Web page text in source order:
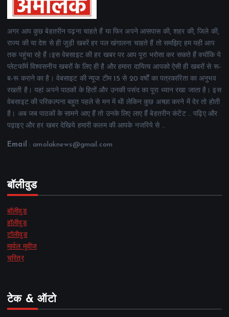
अगर आप कुछ बेहतरीन पढ़ना चाहते हैं या फिर अपने आसपास की, शहर की, जिले की,
राज्य की या देश से ही जुड़ी खबरें हर पल खंगालना चाहते हैं तो समझिए हम यही आप
तक पहुंचा रहे हैं।इस वेबसाइट की हर खबर पर आप पूरा भरोसा कर सकते हैं क्योंकि ये
प्लेटफॉर्म विश्वसनीय खबरों के लिए ही है और हमारा दायित्व आपको ऐसी ही खबरों से रू-
ब-रू कराने का है। वेबसाइट की न्यूज टीम 15 से 20 वर्षों का पत्रकारिता का अनुभव
रखती है। यहां अपने पाठकों के हितों और उनकी पसंद का पूरा ध्यान रखा जाता है। इस
वेबसाइट की परिकल्पना बहुत पहले से मन में थी लेकिन कुछ अच्छा करने में देर तो होती
है। अब जब पाठकों के सामने आए हैं तो उनके लिए लाए हैं बेहतरीन कंटेंट .. पढ़िए और
पढ़ाइए और हर खबर देखिये हमारी कलम की आपके नजरिये से ..
Email : amolaknews@gmail.com
बॉलीवुड
बॉलीवुड
हॉलीवुड
टॉलीवुड
मार्वल मूवीज
चरित्र
टेक & ऑटो